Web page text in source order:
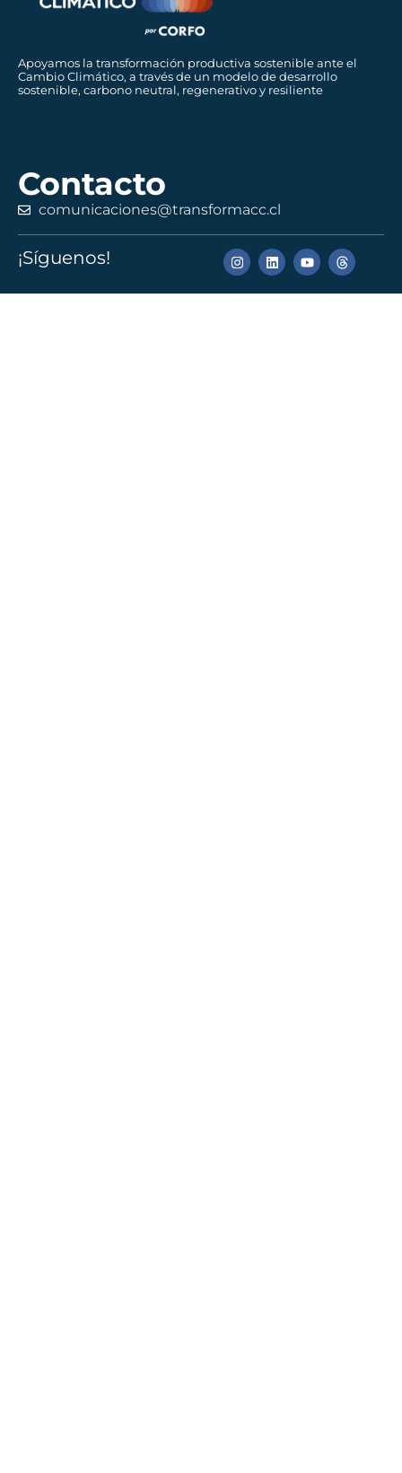
Apoyamos la transformación productiva sostenible ante el
Cambio Climático, a través de un modelo de desarrollo
sostenible, carbono neutral, regenerativo y resiliente
Contacto
comunicaciones@transformacc.cl
¡Síguenos!